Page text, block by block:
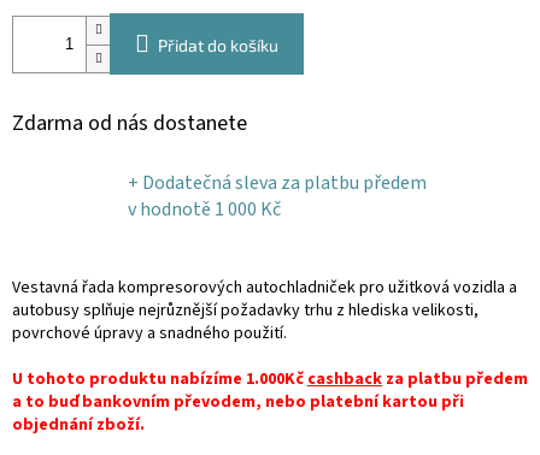
Přidat do košíku
Zdarma od nás dostanete
+ Dodatečná sleva za platbu předem
v hodnotě 1 000 Kč
Vestavná řada kompresorových autochladniček pro užitková vozidla a
autobusy splňuje nejrůznější požadavky trhu z hlediska velikosti,
povrchové úpravy a snadného použití.
U tohoto produktu nabízíme 1.000Kčcashback za platbu předem
a to buď bankovním převodem, nebo platební kartou při
objednání zboží.